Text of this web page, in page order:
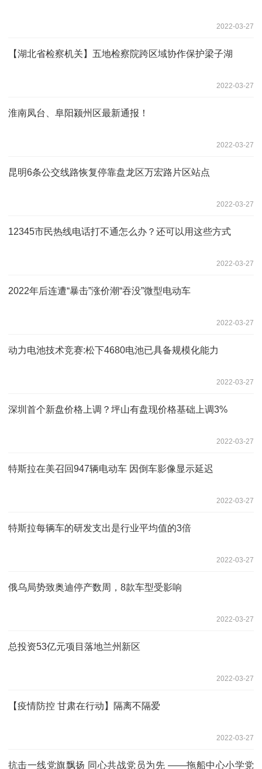
2022-03-27
【湖北省检察机关】五地检察院跨区域协作保护梁子湖
2022-03-27
淮南凤台、阜阳颍州区最新通报！
2022-03-27
昆明6条公交线路恢复停靠盘龙区万宏路片区站点
2022-03-27
12345市民热线电话打不通怎么办？还可以用这些方式
2022-03-27
2022年后连遭“暴击”涨价潮“吞没”微型电动车
2022-03-27
动力电池技术竞赛:松下4680电池已具备规模化能力
2022-03-27
深圳首个新盘价格上调？坪山有盘现价格基础上调3%
2022-03-27
特斯拉在美召回947辆电动车 因倒车影像显示延迟
2022-03-27
特斯拉每辆车的研发支出是行业平均值的3倍
2022-03-27
俄乌局势致奥迪停产数周，8款车型受影响
2022-03-27
总投资53亿元项目落地兰州新区
2022-03-27
【疫情防控 甘肃在行动】隔离不隔爱
2022-03-27
抗击一线党旗飘扬 同心共战党员为先 ——拖船中心小学党